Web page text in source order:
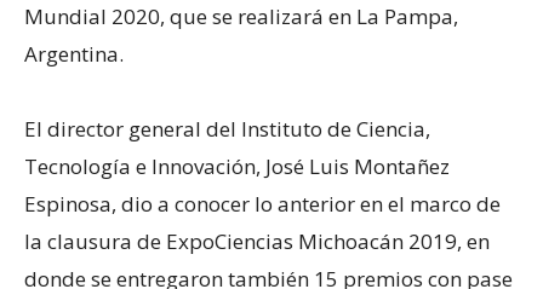
Mundial 2020, que se realizará en La Pampa,
Argentina.
El director general del Instituto de Ciencia,
Tecnología e Innovación, José Luis Montañez
Espinosa, dio a conocer lo anterior en el marco de
la clausura de ExpoCiencias Michoacán 2019, en
donde se entregaron también 15 premios con pase